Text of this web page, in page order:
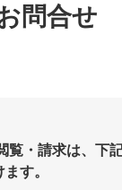
問合せ
覧・請求は、下
す。